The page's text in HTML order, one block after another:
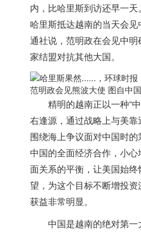
内，比哈里斯到访还早一天
哈里斯抵达越南的当天会见
通社说，范明政在会见中明
家结盟对抗其他大国。
范明政会见熊波大使 图自中
精明的越南正以一种“
右逢源，通过战略上与美
围绕海上争议面对中国时的
中国的全面经济合作，小
面关系的平衡，让美国始
望，为这个目标不断增投资
获益非常明显。
中国是越南的绝对第